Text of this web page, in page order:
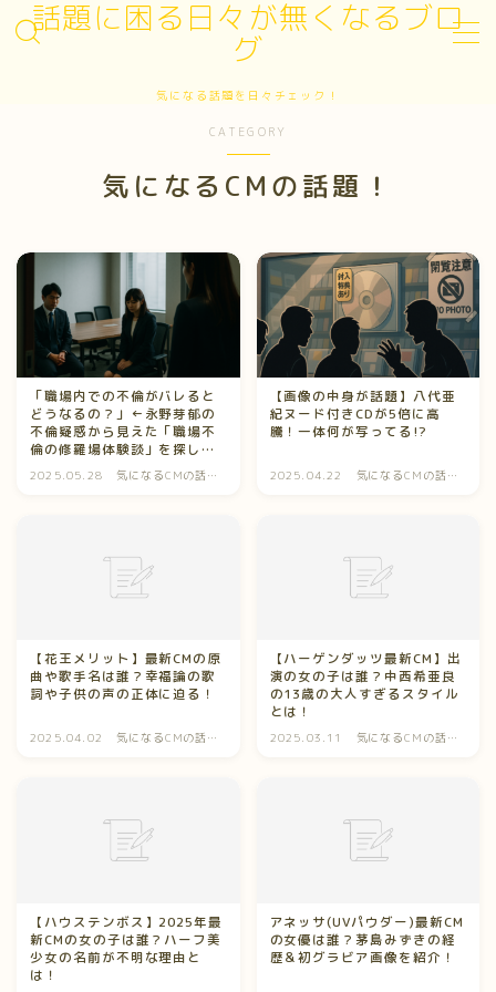
話題に困る日々が無くなるブロ
グ
気になる話題を日々チェック！
プライバシーポリシー
利用規約／特定商取引法に基づく表記
有料記事の決済完了ページ
運営者情報
CATEGORY
気になるCMの話題！
「職場内での不倫がバレると
どうなるの？」←永野芽郁の
不倫疑惑から見えた「職場不
倫の修羅場体験談」を探して
2025.05.28
気になるCMの話
【画像の中身が話題】八代亜
紀ヌード付きCDが5倍に高
騰！一体何が写ってる!?
2025.04.22
気になるCMの話
【花王メリット】最新CMの原
曲や歌手名は誰？幸福論の歌
詞や子供の声の正体に迫る！
2025.04.02
気になるCMの話
【ハーゲンダッツ最新CM】出
演の女の子は誰？中西希亜良
の13歳の大人すぎるスタイル
とは！
2025.03.11
気になるCMの話
【ハウステンボス】2025年最
新CMの女の子は誰？ハーフ美
少女の名前が不明な理由と
は！
アネッサ(UVパウダー)最新CM
の女優は誰？茅島みずきの経
歴＆初グラビア画像を紹介！